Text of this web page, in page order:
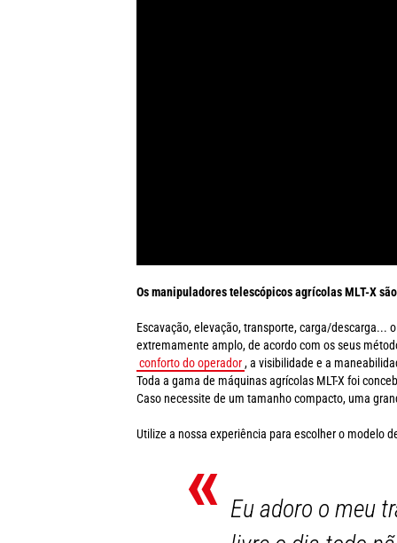
Os manipuladores telescópicos agrícolas MLT-X
Escavação, elevação, transporte, carga/descarga...
extremamente amplo, de acordo com os seus
conforto do operador , a visibilidade e a
Toda a gama de máquinas agrícolas MLT-X foi
Caso necessite de um tamanho compacto, uma
Utilize a nossa experiência para escolher o modelo
« Eu adoro o meu